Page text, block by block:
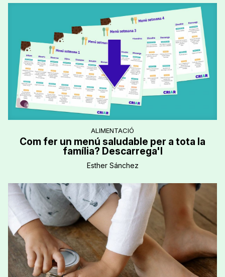
ALIMENTACIÓ
Com fer un menú saludable per a tota la
família? Descarrega'l
Esther Sánchez